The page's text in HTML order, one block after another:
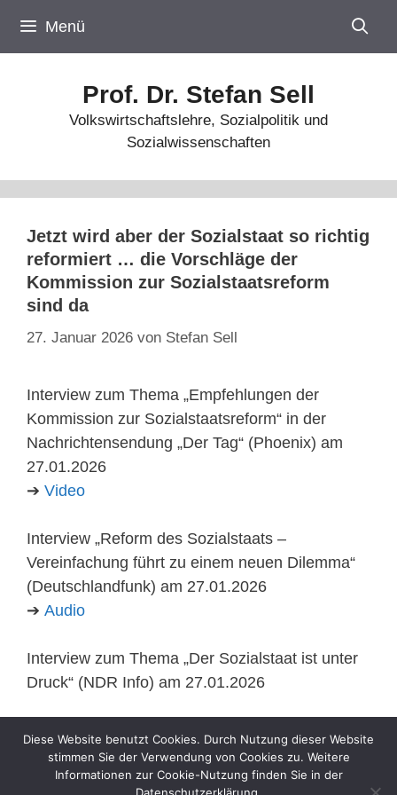
Inhalt
springen
Menü
Prof. Dr. Stefan Sell
Volkswirtschaftslehre, Sozialpolitik und
Sozialwissenschaften
Jetzt wird aber der Sozialstaat so richtig
reformiert … die Vorschläge der
Kommission zur Sozialstaatsreform
sind da
27. Januar 2026 von Stefan Sell
Interview zum Thema „Empfehlungen der
Kommission zur Sozialstaatsreform“ in der
Nachrichtensendung „Der Tag“ (Phoenix) am
27.01.2026
➔ Video
Interview „Reform des Sozialstaats –
Vereinfachung führt zu einem neuen Dilemma“
(Deutschlandfunk) am 27.01.2026
➔ Audio
Interview zum Thema „Der Sozialstaat ist unter
Druck“ (NDR Info) am 27.01.2026
zur Sozialstaatsreform (ntv) am 27.01.2026
Diese Website benutzt Cookies. Durch Nutzung dieser Website
stimmen Sie der Verwendung von Cookies zu. Weitere
Informationen zur Cookie-Nutzung finden Sie in der